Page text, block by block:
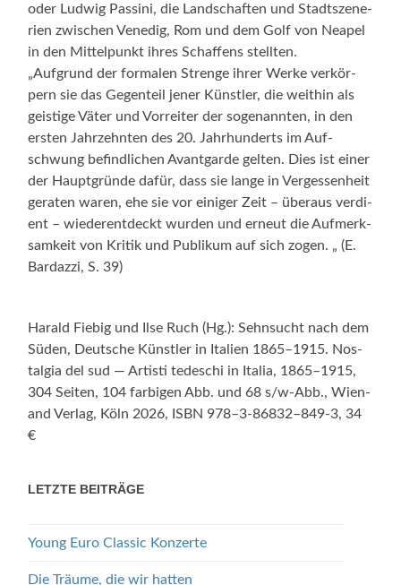
oder Lud­wig Passi­ni, die Land­schaften und Stadt­szene­
r­ien zwis­chen Venedig, Rom und dem Golf von Neapel
in den Mit­telpunkt ihres Schaf­fens stell­ten.
„Auf­grund der for­malen Strenge ihrer Werke verkör­
pern sie das Gegen­teil jen­er Kün­stler, die wei­thin als
geistige Väter und Vor­re­it­er der soge­nan­nten, in den
ersten Jahrzehn­ten des 20. Jahrhun­derts im Auf­
schwung befind­lichen Avant­garde gel­ten. Dies ist ein­er
der Haupt­gründe dafür, dass sie lange in Vergessen­heit
ger­at­en waren, ehe sie vor einiger Zeit – über­aus ver­di­
ent – wieder­ent­deckt wur­den und erneut die Aufmerk­
samkeit von Kri­tik und Pub­likum auf sich zogen. „ (E.
Bar­dazzi, S. 39)
Har­ald Fiebig und Ilse Ruch (Hg.): Sehn­sucht nach dem
Süden, Deutsche Kün­stler in Ital­ien 1865–1915. Nos­
tal­gia del sud — Artisti tedeschi in Italia, 1865–1915,
304 Seit­en, 104 far­bigen Abb. und 68 s/w‑Abb., Wien­
and Ver­lag, Köln 2026, ISBN 978–3‑86832–849‑3, 34
€
LETZTE BEITRÄGE
Young Euro Classic Konzerte
Die Träume, die wir hatten